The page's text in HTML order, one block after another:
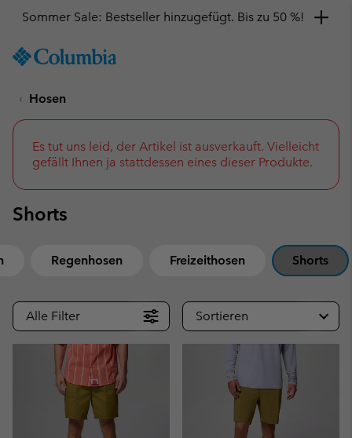
TO
SKIP
NAV
SKIP
TO
SEARCH
Sommer Sale: Bestseller hinzugefügt. Bis zu 50 %!
Hosen
Es tut uns leid, der Artikel ist ausverkauft. Vielleicht
gefällt Ihnen ja stattdessen eines dieser Produkte.
Shorts
Regenhosen Freizeithosen Shorts
Alle Filter Sortieren